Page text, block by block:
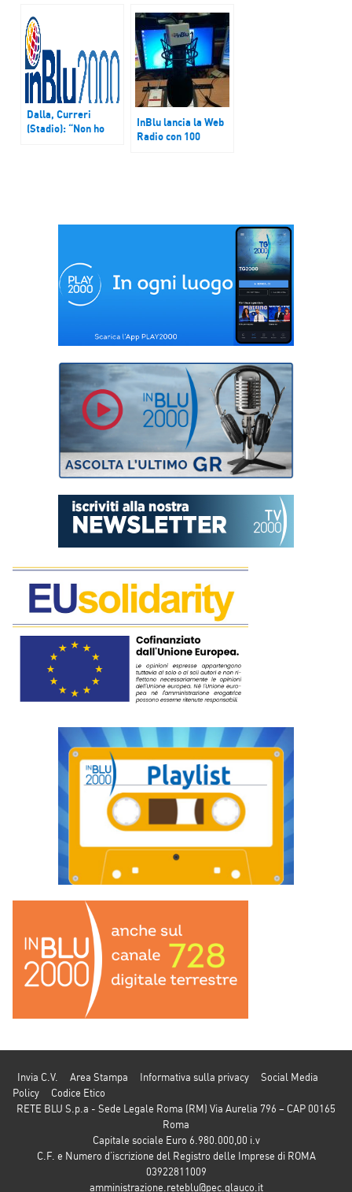
cantante di
successo e tennista
mancata
ricordi di Red
Canzian
Dalla, Curreri
(Stadio): “Non ho
InBlu lancia la Web
Radio con 100
Invia C.V. Area Stampa Informativa sulla privacy
Social Media
Policy
Codice Etico
RETE BLU S.p.a - Sede Legale Roma (RM) Via Aurelia 796 – CAP 00165
Roma
Capitale sociale Euro 6.980.000,00 i.v
C.F. e Numero d’iscrizione del Registro delle Imprese di ROMA
03922811009
amministrazione.reteblu@pec.glauco.it